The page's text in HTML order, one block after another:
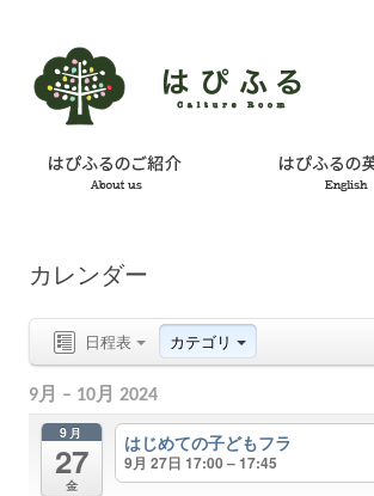
カレンダー
日程表 カテゴリ
9月 – 10月 2024
9月
27
金
はじめての子どもフラ
9月 27日 17:00 – 17:45